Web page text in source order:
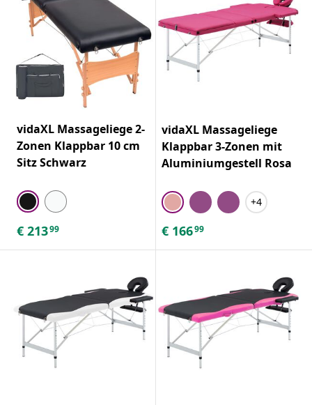
vidaXL Massageliege 2-
Zonen Klappbar 10 cm
Sitz Schwarz
€ 21399
vidaXL Massageliege
Klappbar 3-Zonen mit
Aluminiumgestell Rosa
+4
€ 16699